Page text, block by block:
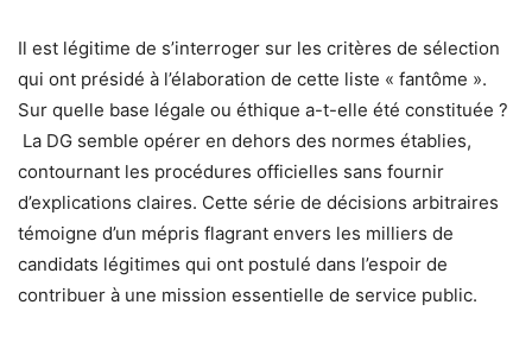
Il est légitime de s’interroger sur les critères de sélection
qui ont présidé à l’élaboration de cette liste « fantôme ».
Sur quelle base légale ou éthique a-t-elle été constituée ?
La DG semble opérer en dehors des normes établies,
contournant les procédures officielles sans fournir
d’explications claires. Cette série de décisions arbitraires
témoigne d’un mépris flagrant envers les milliers de
candidats légitimes qui ont postulé dans l’espoir de
contribuer à une mission essentielle de service public.